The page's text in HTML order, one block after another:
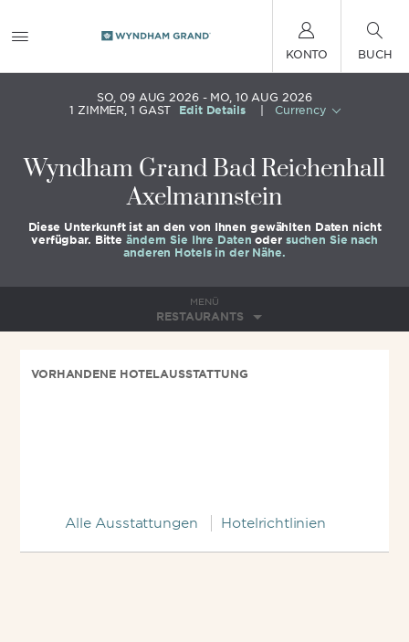
KONTO BUCH
SO, 09 AUG 2026
MO, 10 AUG 2026
1 ZIMMER, 1 GAST Edit Details Currency
Wyndham Grand Bad Reichenhall
Axelmannstein
Diese Unterkunft ist an den von Ihnen gewählten Daten nicht
verfügbar. Bitte ändern Sie Ihre Daten oder suchen Sie nach
anderen Hotels in der Nähe.
MENÜ
RESTAURANTS
VORHANDENE HOTELAUSSTATTUNG
Alle Ausstattungen Hotelrichtlinien